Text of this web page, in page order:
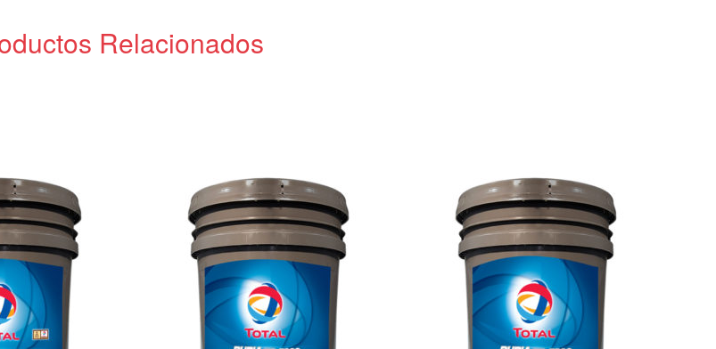
Relacionados